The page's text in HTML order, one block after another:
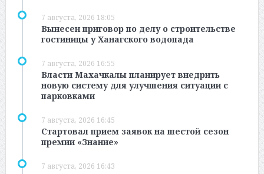
7 августа, 2026 18:05
Вынесен приговор по делу о строительстве
гостиницы у Ханагского водопада
7 августа, 2026 16:55
Власти Махачкалы планирует внедрить
новую систему для улучшения ситуации с
парковками
7 августа, 2026 16:45
Стартовал прием заявок на шестой сезон
премии «Знание»
7 августа, 2026 16:43